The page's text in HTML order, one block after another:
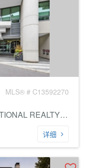
MLS® # C13592270
经纪公司: SOTHEBY'S INTERNATIONAL REALTY CANADA
详细